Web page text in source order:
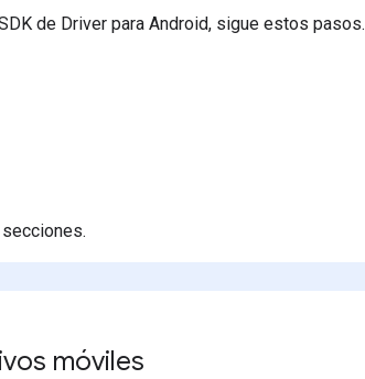
de Driver para Android, sigue estos pasos.
móviles